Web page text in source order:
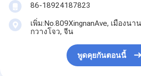
86-18924187823
เพิ่ม:No.809XingnanAve, เมืองน
กวางโจว, จีน
พูดคุยกันตอนนี้